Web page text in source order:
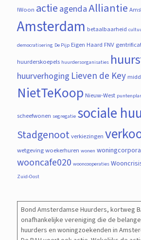
!Woon actieagendaAlliantie
Amsterdam betaalbaarheid
democratisering De Pijp Eigen Haard FNV
huurderskoepels huurdersorganisaties
huurverhoging Lieven de Key
NietTeKoop Nieuw-West
scheefwonen segregatie sociale
Stadgenootverkiezingen
wetgevingwoekerhuren wonen
wooncafe020 wooncooperaties
Zuid-Oost
Bond Amsterdamse Huurders, kortweg
onafhankelijke vereniging die de
huurders en woningzoekenden in